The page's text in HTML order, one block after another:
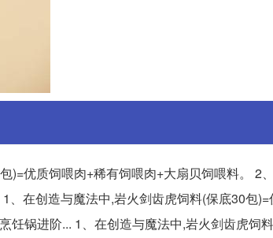
)=优质饲喂肉+稀有饲喂肉+大扇贝饲喂料。 2
在创造与魔法中,岩火剑齿虎饲料(保底30包)=
饪锅进阶... 1、在创造与魔法中,岩火剑齿虎饲